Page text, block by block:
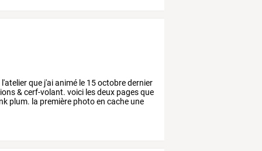
l'atelierque j'aianimé le 15octobredernier
& cerf-volant. voici lesdeux pagesque
plum. la première photoen cache une